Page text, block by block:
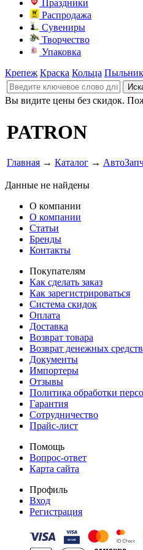
Праздники
Распродажа
Сувениры
Творчество
Упаковка
Крепеж Краска Кольца
Вы видите цены без скидок.
PATRON
Главная → Каталог →
Данные не найдены
О компании
О компании
Статьи
Бренды
Контакты
Покупателям
Как сделать заказ
Как зарегистрироваться
Система скидок
Оплата
Доставка
Возврат товара
Возврат денежных средств
Документы
Импортеры
Отзывы
Политика обработки
Гарантия
Сотрудничество
Прайс-лист
Помощь
Вопрос-ответ
Карта сайта
Профиль
Вход
Регистрация